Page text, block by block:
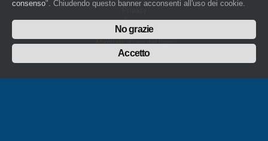
Privacy
Cookie
Whistleblowing
Manuale d'uso del logo
Policy sulla Parità di genere
consenso". Chiudendo questo banner acconsenti all'uso dei cookie.
No grazie
Accetto